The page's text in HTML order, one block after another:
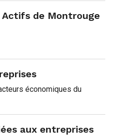
Actifs de Montrouge
économiques du
aux entreprises